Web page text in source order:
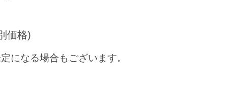
価格)
になる場合もございます。